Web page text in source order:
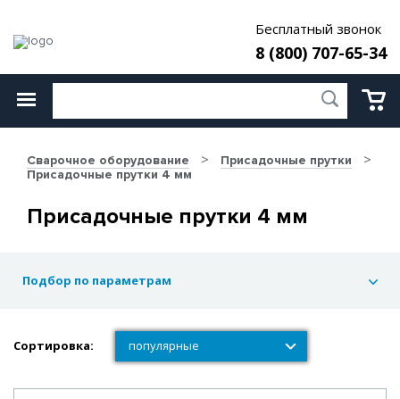
Бесплатный звонок
8 (800) 707-65-34
Сварочное оборудование
Присадочные прутки
Присадочные прутки 4 мм
Присадочные прутки 4 мм
Подбор по параметрам
Сортировка: популярные
популярные